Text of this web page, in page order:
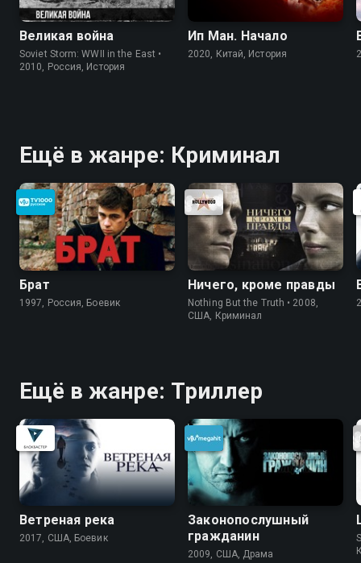
Великая война
Soviet Storm: WWII in the East •
2010, Россия, История
Ип Ман. Начало
2020, Китай, История
Ещё в жанре: Криминал
Брат
1997, Россия, Боевик
Ничего, кроме правды
Nothing But the Truth • 2008,
США, Криминал
Ещё в жанре: Триллер
Ветреная река
2017, США, Боевик
Законопослушный
гражданин
2009, США, Драма